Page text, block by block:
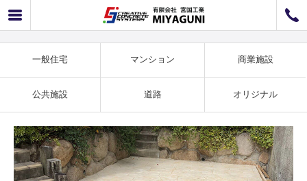
072-726-7676
お問い合わせ 工事のお見積もり
一般住宅事例 NEWランバリ施工例 SS-35
一般住宅 マンション 商業施設
公共施設 道路 オリジナル